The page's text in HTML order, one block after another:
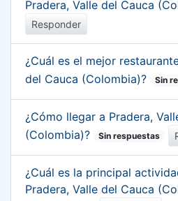
Pradera, Valle del Cauca
Responder
¿Cuál es el mejor
del Cauca (Colombia)?
Sin
¿Cómo llegar a Pradera,
(Colombia)?
Sin respuestas
¿Cuál es la principal
Pradera, Valle del Cauca